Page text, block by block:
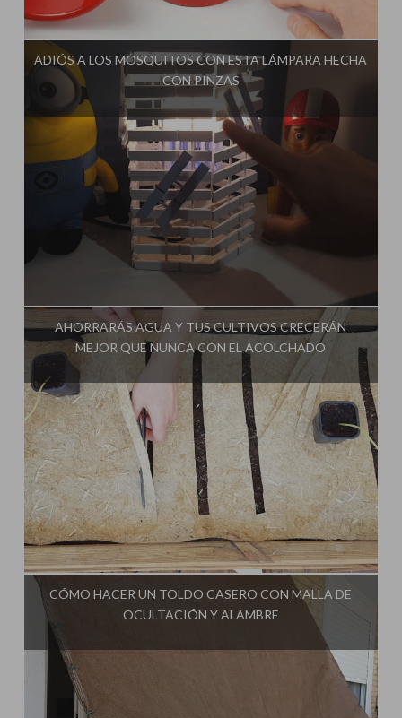
Cultivo Paso a Paso
ADIÓS A LOS MOSQUITOS CON ESTA LÁMPARA HECHA
CON PINZAS
Influencer:Cultivo Paso a Paso
AHORRARÁS AGUA Y TUS CULTIVOS CRECERÁN
MEJOR QUE NUNCA CON EL ACOLCHADO
Influencer:Cultivo Paso a Paso
CÓMO HACER UN TOLDO CASERO CON MALLA DE
OCULTACIÓN Y ALAMBRE